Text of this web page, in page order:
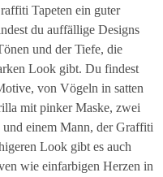
Tapeten ein guter
du auffällige Designs
und der Tiefe, die
Look gibt. Du findest
von Vögeln in satten
mit pinker Maske, zwei
einem Mann, der Graffiti
Look gibt es auch
wie einfarbigen Herzen in